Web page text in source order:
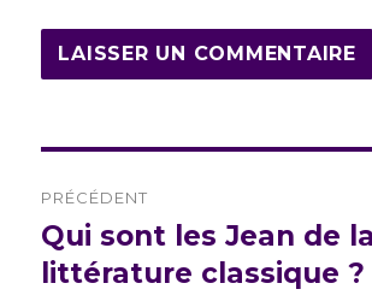
de
l’article
PRÉCÉDENT
Publication
précédente :
Qui sont les Jean de la
littérature classique ?